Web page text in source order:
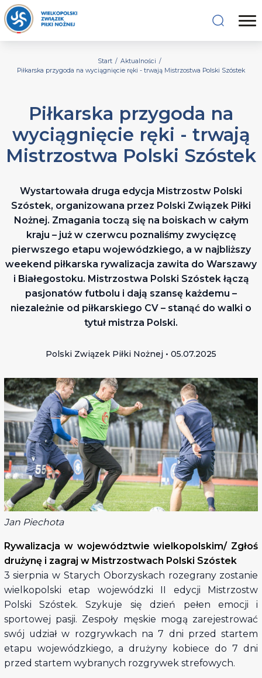
Start / Aktualności /
Piłkarska przygoda na wyciągnięcie ręki - trwają Mistrzostwa Polski Szóstek
Piłkarska przygoda na
wyciągnięcie ręki - trwają
Mistrzostwa Polski Szóstek
Wystartowała druga edycja Mistrzostw Polski
Szóstek, organizowana przez Polski Związek Piłki
Nożnej. Zmagania toczą się na boiskach w całym
kraju – już w czerwcu poznaliśmy zwycięzcę
pierwszego etapu wojewódzkiego, a w najbliższy
weekend piłkarska rywalizacja zawita do Warszawy
i Białegostoku. Mistrzostwa Polski Szóstek łączą
pasjonatów futbolu i dają szansę każdemu –
niezależnie od piłkarskiego CV – stanąć do walki o
tytuł mistrza Polski.
Polski Związek Piłki Nożnej • 05.07.2025
Jan Piechota
Rywalizacja w województwie wielkopolskim/ Zgłoś
drużynę i zagraj w Mistrzostwach Polski Szóstek
3 sierpnia w Starych Oborzyskach rozegrany zostanie
wielkopolski etap wojewódzki II edycji Mistrzostw
Polski Szóstek. Szykuje się dzień pełen emocji i
sportowej pasji. Zespoły męskie mogą zarejestrować
swój udział w rozgrywkach na 7 dni przed startem
etapu wojewódzkiego, a drużyny kobiece do 7 dni
przed startem wybranych rozgrywek strefowych.